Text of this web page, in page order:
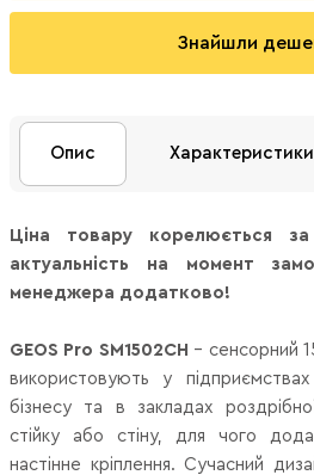
Знайшли
Опис Характеристики
Ціна товару корелюється
актуальність на момент
менеджера додатково!
GEOS Pro SM1502CH – сенсорний
використовують у
бізнесу та в закладах
стійку або стіну, для чого
настінне кріплення. Сучасний